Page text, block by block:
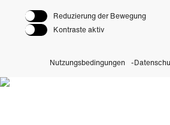
Reduzierung der Bewegung
Kontraste aktiv
Nutzungsbedingungen